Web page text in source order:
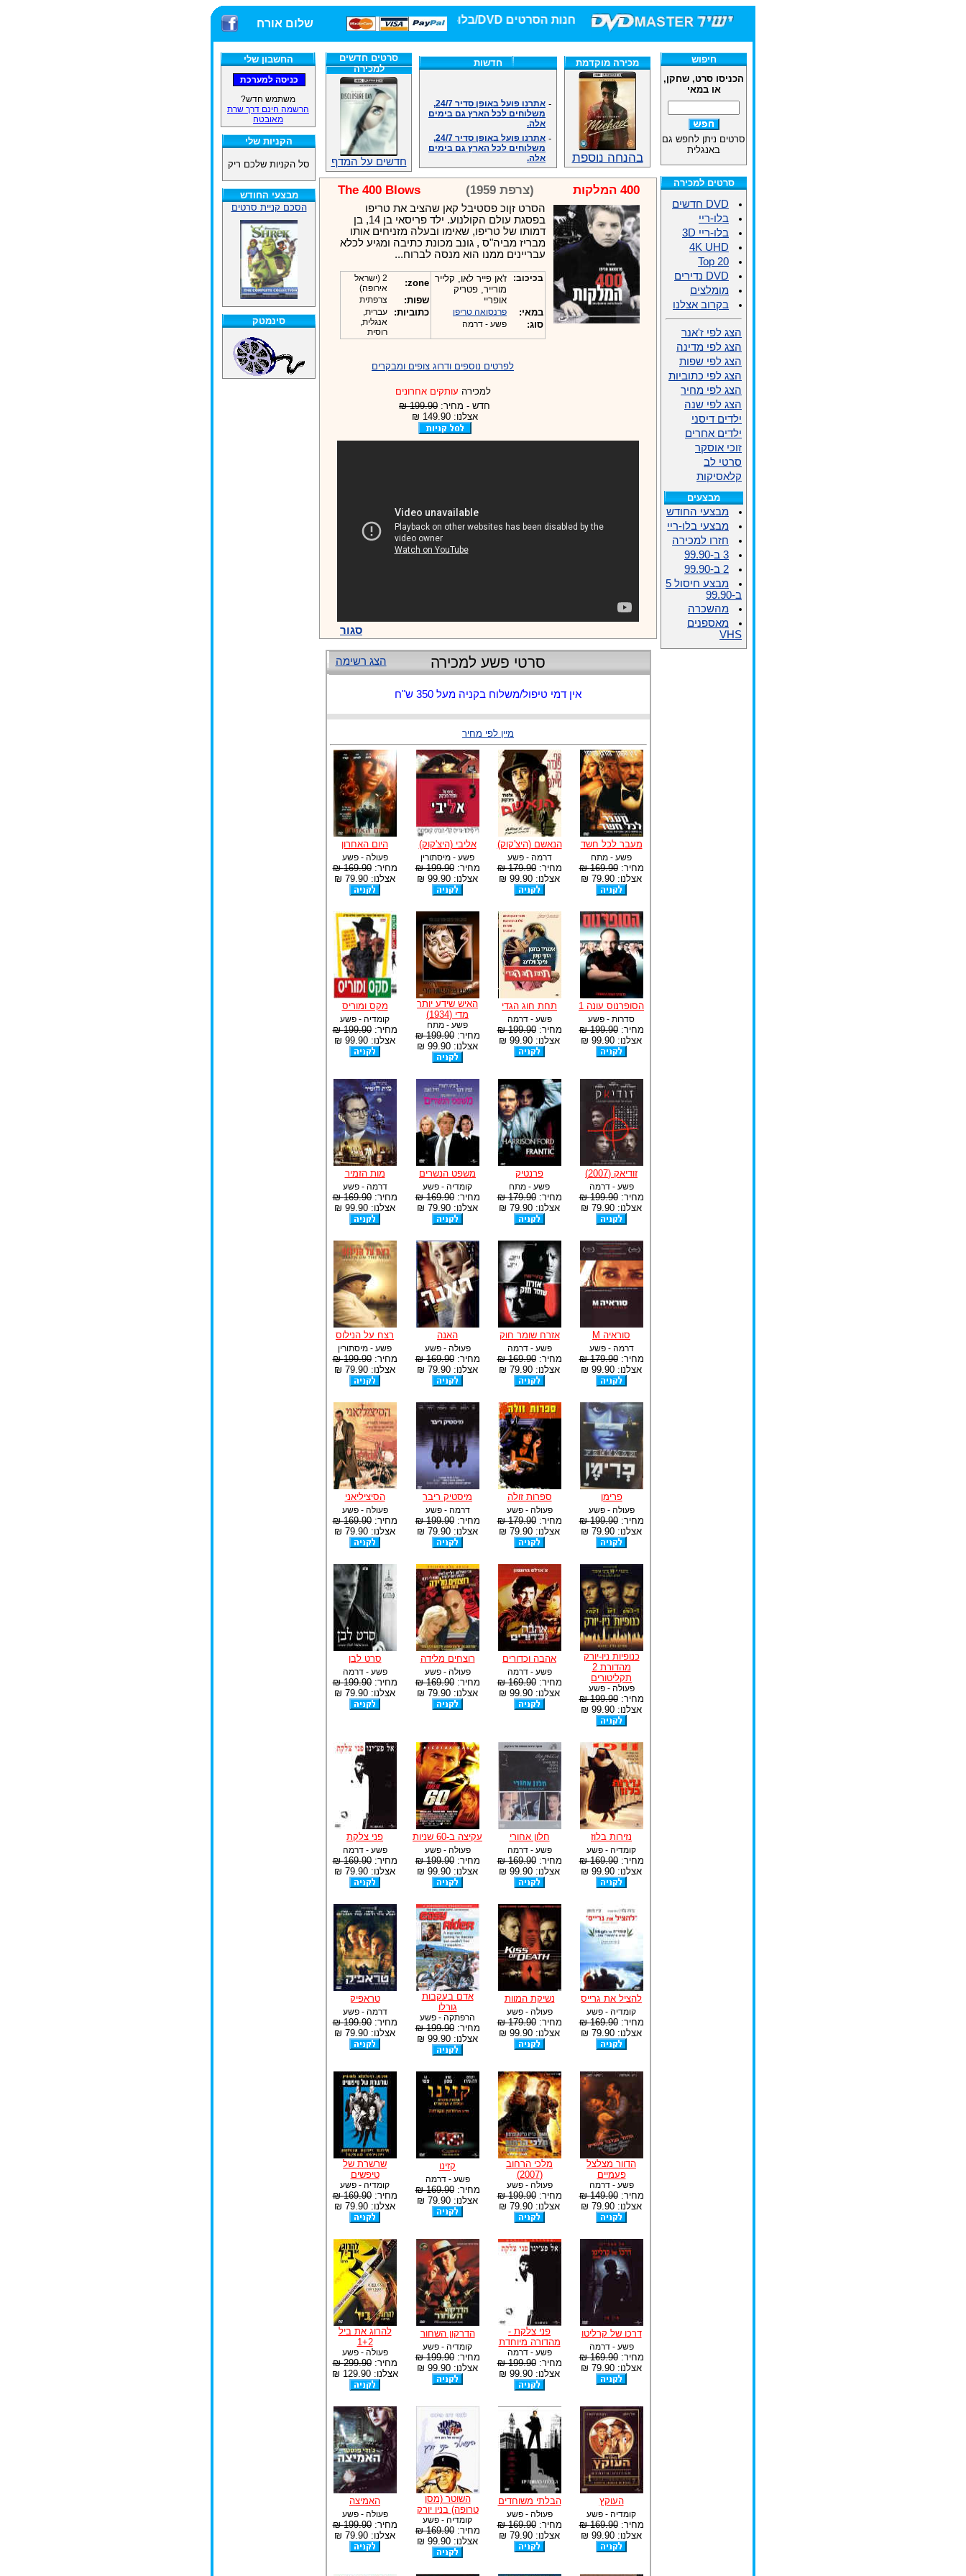
חנות הסרטים DVD/בלו-ריי/3D הגדולה ביותר! שלום אורח
החשבון שלי
משתמש חדש?
הרשמה חינם דרך שרת
מאובטח
הקניות שלי
סל הקניות שלכם ריק
מבצעי החודש
הסכם קניית סרטים
סינמטק
מכירה מוקדמת
בהנחה נוספת
חדשות
משלוחים לכל הארץ גם בימים
אלה.
משלוחים לכל הארץ גם בימים
אלה.
אנחנו כאן לכול שאלה וזמינים
מענה טלפוני: 09-7652392
צוות דיוידי מאסטר ישיר.
זמינים במייל ובטלפון. האתר
לרשותכם פעיל 24/7
צוות דיוידי מאסטר ישיר.
במענה הטלפוני שלנו.ובמייל
.האתר לרשותכם 24/7
מענה טלפוני: 09-7652392
צוות דיוידי מאסטר ישיר.
סרטים חדשים
למכירה
חדשים על המדף
400 המלקות (צרפת 1959) The 400 Blows
הסרט זןוכ פסטיבל קאן שהציב את טריפו
בפסגת עולם הקולנוע. ילד פריסאי בן 14, בן
דמותו של טריפו, שאימו ובעלה מזניחים אותו
מבריז מביה"ס , גונב מכונת כתיבה ומגיע לכלא
עבריינים ממנו הוא מנסה לברוח...
בכיכוב:
ז'אן פייר לאו, קלייר
מורייר, פטריק
אופריי
במאי:
פרנסואה טריפו
סוג: פשע - דרמה
zone:
2 (ישראל
אירופה)
שפות: צרפתית
כתוביות:
עברית,
אנגלית,
רוסית
לפרטים נוספים ודרוג צופים ומבקרים
למכירה עותקים אחרונים
חדש - מחיר: 199.90 ₪
אצלנו: 149.90 ₪
סגור
הצג רשימה סרטי פשע למכירה
אין דמי טיפול/משלוח בקניה מעל 350 ש"ח
מיין לפי מחיר
מעבר לכל חשד
פשע - מתח
מחיר:169.90 ₪
אצלנו: 79.90 ₪
הנאשם (היצ'קוק)
דרמה - פשע
מחיר:179.90 ₪
אצלנו: 99.90 ₪
אליבי (היצ'קוק)
פשע - מיסתורין
מחיר:199.90 ₪
אצלנו: 99.90 ₪
היום האחרון
פעולה - פשע
מחיר:169.90 ₪
אצלנו: 79.90 ₪
הסופרנוס עונה 1
סדרות - פשע
מחיר:199.90 ₪
אצלנו: 99.90 ₪
תחת חוג הגדי
פשע - דרמה
מחיר:199.90 ₪
אצלנו: 99.90 ₪
האיש שידע יותר
מדי (1934)
פשע - מתח
מחיר:199.90 ₪
אצלנו: 99.90 ₪
מקס ומוריס
קומדיה - פשע
מחיר:199.90 ₪
אצלנו: 99.90 ₪
זודיאק (2007)
פשע - דרמה
מחיר:199.90 ₪
אצלנו: 79.90 ₪
פרנטיק
פשע - מתח
מחיר:179.90 ₪
אצלנו: 79.90 ₪
משפט הנשרים
קומדיה - פשע
מחיר:169.90 ₪
אצלנו: 79.90 ₪
מות הזמיר
דרמה - פשע
מחיר:169.90 ₪
אצלנו: 99.90 ₪
סוראיה M
דרמה - פשע
מחיר:179.90 ₪
אצלנו: 99.90 ₪
אזרח שומר חוק
פשע - דרמה
מחיר:169.90 ₪
אצלנו: 79.90 ₪
האנה
פעולה - פשע
מחיר:169.90 ₪
אצלנו: 79.90 ₪
רצח על הנילוס
פשע - מיסתורין
מחיר:199.90 ₪
אצלנו: 79.90 ₪
פרימן
פעולה - פשע
מחיר:199.90 ₪
אצלנו: 79.90 ₪
ספרות זולה
פעולה - פשע
מחיר:179.90 ₪
אצלנו: 79.90 ₪
מיסטיק ריבר
דרמה - פשע
מחיר:199.90 ₪
אצלנו: 79.90 ₪
הסיציליאני
פעולה - פשע
מחיר:169.90 ₪
אצלנו: 79.90 ₪
כנופיות ניו-יורק
מהדורת 2
תקליטורים
פעולה - פשע
מחיר:199.90 ₪
אצלנו: 99.90 ₪
אהבה וכדורים
פשע - דרמה
מחיר:169.90 ₪
אצלנו: 99.90 ₪
רוצחים מלידה
פעולה - פשע
מחיר:169.90 ₪
אצלנו: 79.90 ₪
סרט לבן
פשע - דרמה
מחיר:199.90 ₪
אצלנו: 79.90 ₪
נזירות בלוז
קומדיה - פשע
מחיר:169.90 ₪
אצלנו: 99.90 ₪
חלון אחורי
פשע - דרמה
מחיר:169.90 ₪
אצלנו: 99.90 ₪
עקיצה ב-60 שניות
פעולה - פשע
מחיר:199.90 ₪
אצלנו: 99.90 ₪
פני צלקת
פשע - דרמה
מחיר:169.90 ₪
אצלנו: 79.90 ₪
להציל את גרייס
קומדיה - פשע
מחיר:169.90 ₪
אצלנו: 79.90 ₪
נשיקת המוות
פעולה - פשע
מחיר:179.90 ₪
אצלנו: 99.90 ₪
אדם בעקבות
גורלו
הרפתקה - פשע
מחיר:199.90 ₪
אצלנו: 99.90 ₪
טראפיק
דרמה - פשע
מחיר:199.90 ₪
אצלנו: 79.90 ₪
הדוור מצלצל
פעמיים
פשע - דרמה
מחיר:149.90 ₪
אצלנו: 79.90 ₪
מלכי הרחוב
(2007)
פעולה - פשע
מחיר:199.90 ₪
אצלנו: 79.90 ₪
קזינו
פשע - דרמה
מחיר:169.90 ₪
אצלנו: 79.90 ₪
שרשרת של
טיפשים
קומדיה - פשע
מחיר:169.90 ₪
אצלנו: 79.90 ₪
דרכו של קרליטו
פשע - דרמה
מחיר:169.90 ₪
אצלנו: 79.90 ₪
פני צלקת -
מהדורה מיוחדת
פשע - דרמה
מחיר:199.90 ₪
אצלנו: 99.90 ₪
הדרקון השחור
קומדיה - פשע
מחיר:199.90 ₪
אצלנו: 99.90 ₪
להרוג את ביל
1+2
פעולה - פשע
מחיר:299.90 ₪
אצלנו: 129.90 ₪
העוקץ
קומדיה - פשע
מחיר:169.90 ₪
אצלנו: 99.90 ₪
הבלתי משוחדים
פעולה - פשע
מחיר:169.90 ₪
אצלנו: 79.90 ₪
השוטר (מסן
טרופה) בניו יורק
קומדיה - פשע
מחיר:169.90 ₪
אצלנו: 99.90 ₪
האמיצה
פעולה - פשע
מחיר:199.90 ₪
אצלנו: 79.90 ₪
חיפוש
הכניסו סרט, שחקן,
או במאי
סרטים ניתן לחפש גם
באנגלית
סרטים למכירה
DVD חדשים
בלו-ריי
בלו-ריי 3D
4K UHD
Top 20
DVD נדירים
מומלצים
בקרוב אצלנו
הצג לפי ז'אנר
הצג לפי מדינה
הצג לפי שפות
הצג לפי כתוביות
הצג לפי מחיר
הצג לפי שנה
ילדים דיסני
ילדים אחרים
זוכי אוסקר
סרטי לב
קלאסיקות
מבצעים
מבצעי החודש
מבצעי בלו-ריי
חזרו למכירה
3 ב-99.90
2 ב-99.90
מבצע חיסול 5
ב-99.90
מהשכרה
מאספנים
VHS